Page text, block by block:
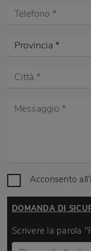
Acconsento
DOMANDA DI
Scrivere la parola